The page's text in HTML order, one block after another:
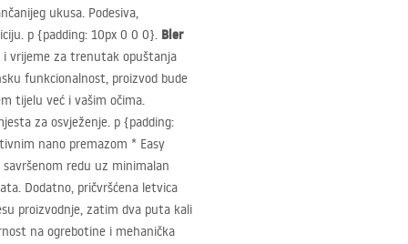
ukusa. Podesiva,
p {padding: 10px 0 0 0}. Bler
i vrijeme za trenutak opuštanja
funkcionalnost, proizvod bude
tijelu već i vašim očima.
za osvježenje. p {padding:
nano premazom * Easy
redu uz minimalan
Dodatno, pričvršćena letvica
proizvodnje, zatim dva puta kali
na ogrebotine i mehanička